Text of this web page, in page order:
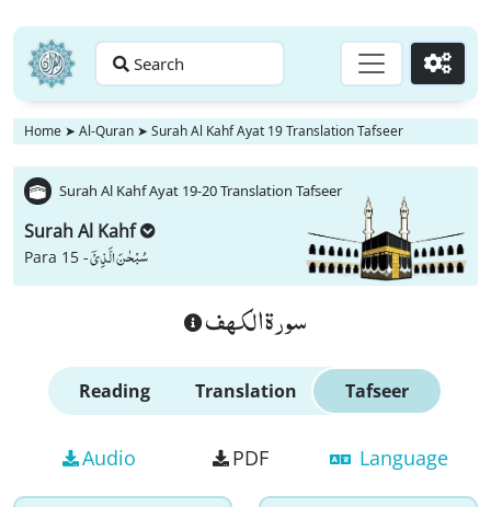
Search Go
Home ➤ Al-Quran ➤ Surah Al Kahf Ayat 19 Translation Tafseer
Surah Al Kahf Ayat 19-20 Translation Tafseer
Surah Al Kahf
Para 15 -سُبْحٰنَ الَّذِیْۤ
سورة الكهف
Reading Translation Tafseer
Audio PDF Language